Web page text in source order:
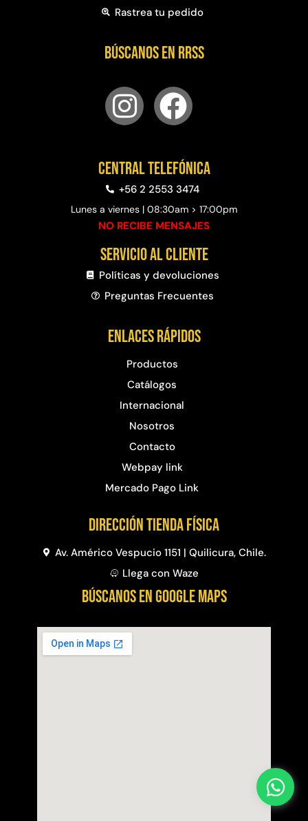
Rastrea tu pedido
Búscanos en RRSS
Central telefónica
+56 2 2553 3474
Lunes a viernes | 08:30am > 17:00pm
NO RECIBE MENSAJES
Servicio al cliente
Políticas y devoluciones
Preguntas Frecuentes​
Enlaces rápidos
Productos
Catálogos
Internacional
Nosotros
Contacto
Webpay link
Mercado Pago Link
Dirección Tienda física
Av. Américo Vespucio 1151 | Quilicura, Chile.
Llega con Waze
BÚSCANOS EN GOOGLE MAPS